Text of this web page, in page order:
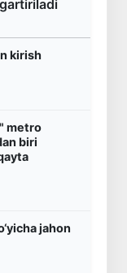
kirish
metro
biri
jahon